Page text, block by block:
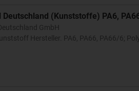
Deutschland (Kunststoffe) PA6,
GmbH
Hersteller. PA6, PA66, PA66/6;